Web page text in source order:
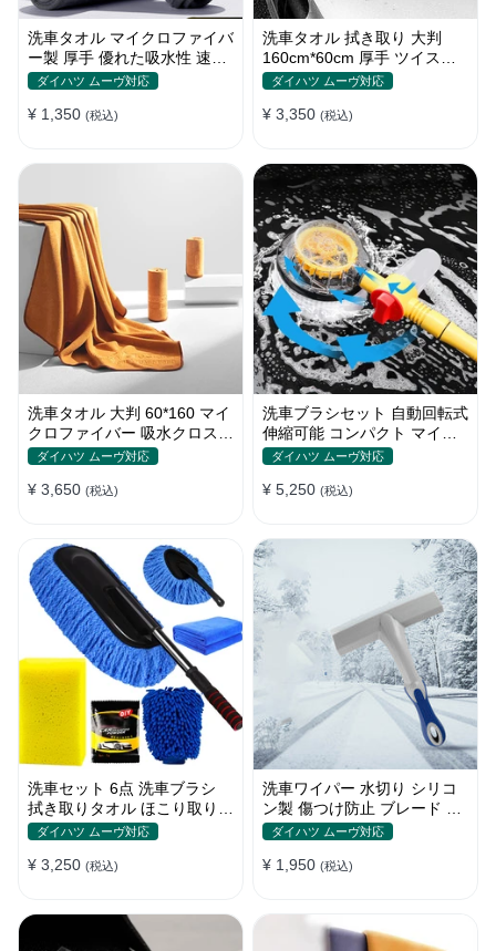
洗車タオル マイクロファイバ
ー製 厚手 優れた吸水性 速乾
拭き取り 柔らかい S~Lサイ
ダイハツ ムーヴ対応
¥ 1,350 (税込)
洗車タオル 拭き取り 大判
160cm*60cm 厚手 ツイスト
パイル 優れた吸水性 コーラ
ダイハツ ムーヴ対応
¥ 3,350 (税込)
洗車タオル 大判 60*160 マイ
クロファイバー 吸水クロス
両面タイプ 拭き取り 汚れ落
ダイハツ ムーヴ対応
¥ 3,650 (税込)
洗車ブラシセット 自動回転式
伸縮可能 コンパクト マイク
ロファイバー 高圧洗浄
ダイハツ ムーヴ対応
¥ 5,250 (税込)
洗車セット 6点 洗車ブラシ
拭き取りタオル ほこり取りモ
ップ 傷防止 家事用
ダイハツ ムーヴ対応
¥ 3,250 (税込)
洗車ワイパー 水切り シリコ
ン製 傷つけ防止 ブレード 雪
スクレーパーツール
ダイハツ ムーヴ対応
¥ 1,950 (税込)